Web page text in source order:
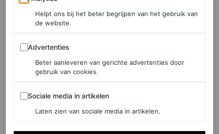
CHRISTIAN ALLAIRE
Helpt ons bij het beter begrijpen van het gebruik van
de website.
Advertenties
Advertenties
Beter aanleveren van gerichte advertenties door
gebruik van cookies.
Sociale media in artikelen
Sociale media in artikelen
Laten zien van sociale media in artikelen.